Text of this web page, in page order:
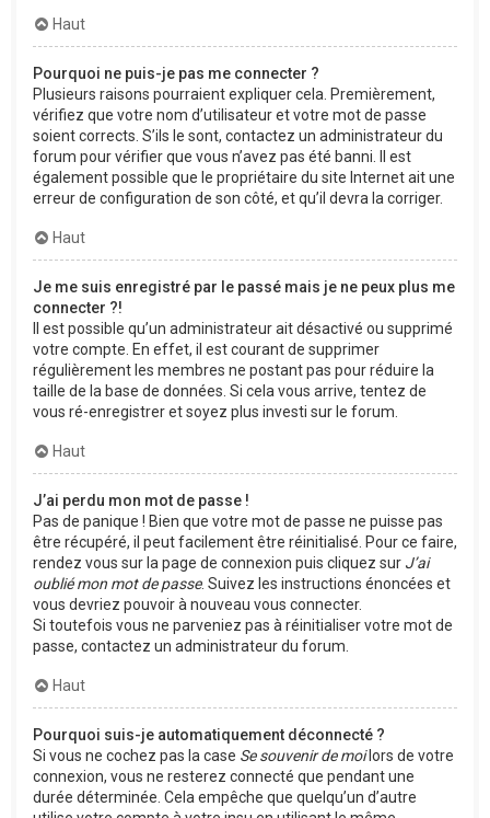
Haut
Pourquoi ne puis-je pas me connecter ?
Plusieurs raisons pourraient expliquer cela. Premièrement,
vérifiez que votre nom d’utilisateur et votre mot de passe
soient corrects. S’ils le sont, contactez un administrateur du
forum pour vérifier que vous n’avez pas été banni. Il est
également possible que le propriétaire du site Internet ait une
erreur de configuration de son côté, et qu’il devra la corriger.
Haut
Je me suis enregistré par le passé mais je ne peux plus me
connecter ?!
Il est possible qu’un administrateur ait désactivé ou supprimé
votre compte. En effet, il est courant de supprimer
régulièrement les membres ne postant pas pour réduire la
taille de la base de données. Si cela vous arrive, tentez de
vous ré-enregistrer et soyez plus investi sur le forum.
Haut
J’ai perdu mon mot de passe !
Pas de panique ! Bien que votre mot de passe ne puisse pas
être récupéré, il peut facilement être réinitialisé. Pour ce faire,
rendez vous sur la page de connexion puis cliquez sur J’ai
oublié mon mot de passe. Suivez les instructions énoncées et
vous devriez pouvoir à nouveau vous connecter.
Si toutefois vous ne parveniez pas à réinitialiser votre mot de
passe, contactez un administrateur du forum.
Haut
Pourquoi suis-je automatiquement déconnecté ?
Si vous ne cochez pas la case Se souvenir de moilors de votre
connexion, vous ne resterez connecté que pendant une
durée déterminée. Cela empêche que quelqu’un d’autre